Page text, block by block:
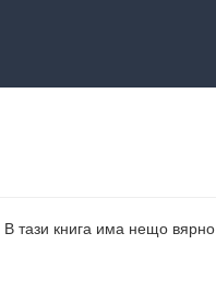
В тази книга има нещо вярно